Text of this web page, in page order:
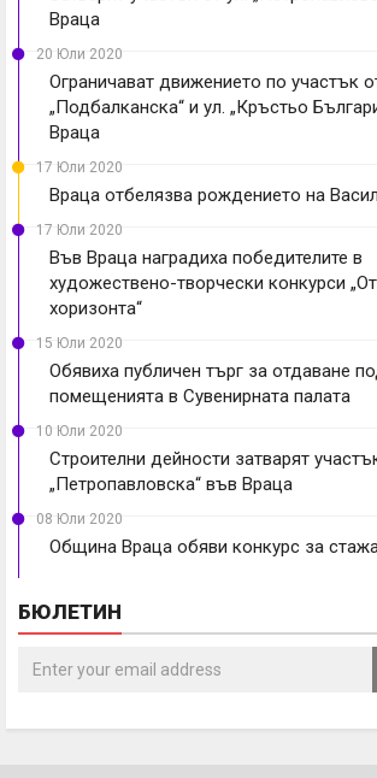
Враца
20 Юли 2020
Ограничават движението по участък
„Подбалканска“ и ул. „Кръстьо
Враца
17 Юли 2020
Враца отбелязва рождението на
17 Юли 2020
Във Враца наградиха победителите в
художествено-творчески конкурси
хоризонта“
15 Юли 2020
Обявиха публичен търг за отдаване
помещенията в Сувенирната палата
10 Юли 2020
Строителни дейности затварят
„Петропавловска“ във Враца
08 Юли 2020
Община Враца обяви конкурс за
БЮЛЕТИН